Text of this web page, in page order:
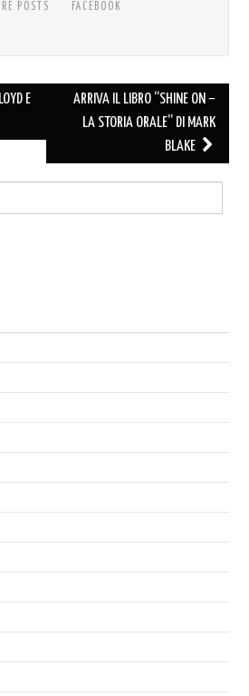
POSTS FACEBOOK
E
ARRIVA IL LIBRO “SHINE ON –
LA STORIA ORALE” DI MARK
BLAKE